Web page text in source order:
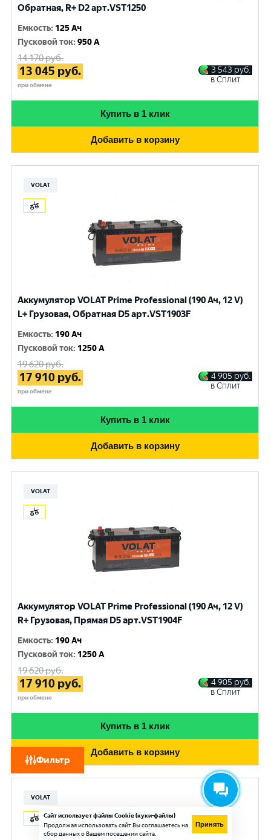
Фильтр
Обратная, R+ D2 арт.VST1250
Емкость: 125 Ач
Пусковой ток:950 A
14 170руб.
13 045 руб.
при обмене
3 543 руб.
в Сплит
Купить в 1 клик
Добавить в корзину
VOLAT
Аккумулятор VOLAT Prime Professional (190 Ач, 12 V)
L+ Грузовая, Обратная D5 арт.VST1903F
Емкость: 190 Ач
Пусковой ток: 1250 A
19 620руб.
17 910 руб.
при обмене
4 905 руб.
в Сплит
Купить в 1 клик
Добавить в корзину
VOLAT
Аккумулятор VOLAT Prime Professional (190 Ач, 12 V)
R+ Грузовая, Прямая D5 арт.VST1904F
Емкость: 190 Ач
Пусковой ток: 1250 A
19 620руб.
17 910 руб.
при обмене
4 905 руб.
в Сплит
Купить в 1 клик
Добавить в корзину
VOLAT
Сайт использует файлы Cookie (куки-файлы)
Продолжая использовать сайт Вы соглашаетесь на
сбор данных о Вашем посещении сайта.
Принять